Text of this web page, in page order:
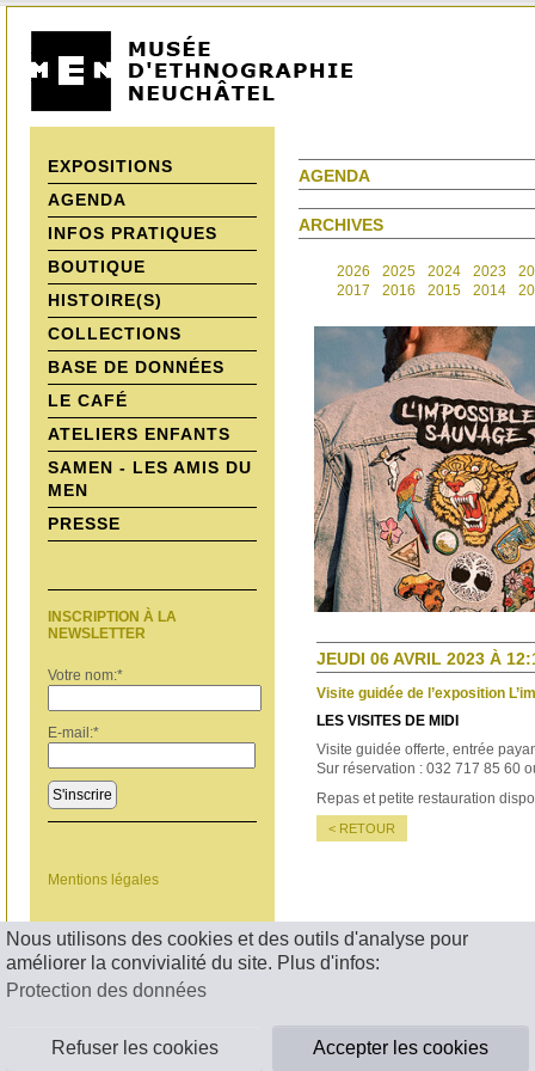
Nous utilisons des cookies et des outils d'analyse pour
améliorer la convivialité du site. Plus d'infos:
Protection des données
Refuser les cookies Accepter les cookies
EXPOSITIONS
AGENDA
INFOS PRATIQUES
BOUTIQUE
HISTOIRE(S)
COLLECTIONS
BASE DE DONNÉES
LE CAFÉ
ATELIERS ENFANTS
SAMEN - LES AMIS DU
MEN
PRESSE
INSCRIPTION À LA
NEWSLETTER
Votre nom:*
E-mail:*
S'inscrire
Mentions légales
AGENDA
ARCHIVES
2026 2025 2024 2023
2017
2016 2015 2014
JEUDI 06 AVRIL 2023 À
Visite guidée de l’exposition
LES VISITES DE MIDI
Visite guidée offerte, entrée
Sur réservation : 032 717 85 60
Repas et petite restauration
< RETOUR